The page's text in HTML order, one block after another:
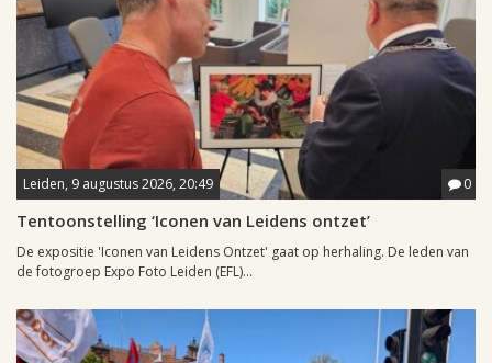
Leiden, 9 augustus 2026, 20:49 0
Tentoonstelling ‘Iconen van Leidens ontzet’
De expositie 'Iconen van Leidens Ontzet' gaat op herhaling. De leden van
de fotogroep Expo Foto Leiden (EFL)...